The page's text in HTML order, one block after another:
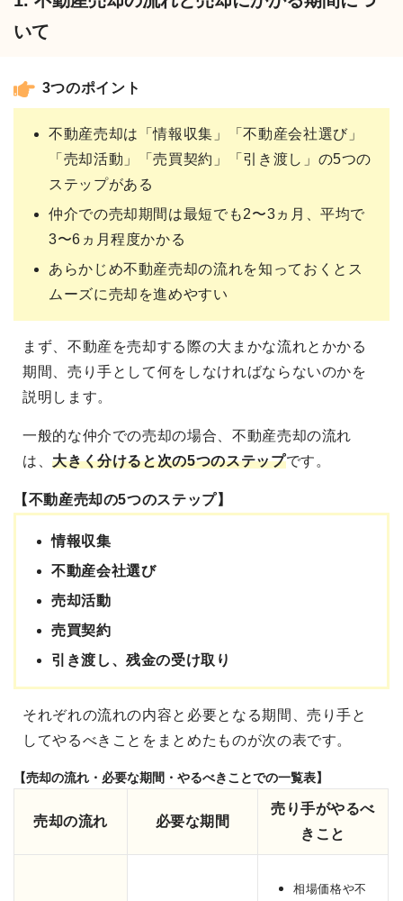
いて
3つのポイント
不動産売却は「情報収集」「不動産会社選び」
「売却活動」「売買契約」「引き渡し」の5つの
ステップがある
仲介での売却期間は最短でも2〜3ヵ月、平均で
3〜6ヵ月程度かかる
あらかじめ不動産売却の流れを知っておくとス
ムーズに売却を進めやすい
まず、不動産を売却する際の大まかな流れとかかる
期間、売り手として何をしなければならないのかを
説明します。
一般的な仲介での売却の場合、不動産売却の流れ
は、大きく分けると次の5つのステップです。
【不動産売却の5つのステップ】
情報収集
不動産会社選び
売却活動
売買契約
引き渡し、残金の受け取り
それぞれの流れの内容と必要となる期間、売り手と
してやるべきことをまとめたものが次の表です。
【売却の流れ・必要な期間・やるべきことでの一覧表】
売却の流れ 必要な期間
売り手がやるべ
きこと
相場価格や不